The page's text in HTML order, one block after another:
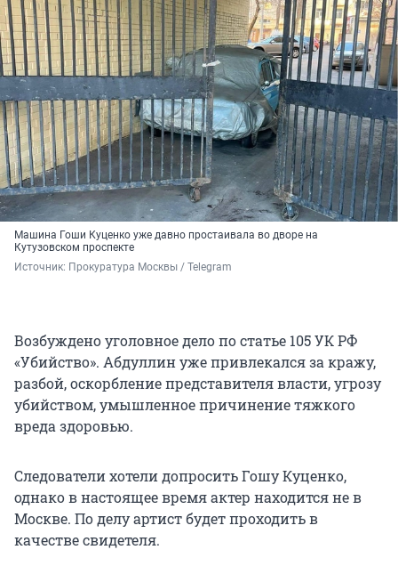
Машина Гоши Куценко уже давно простаивала во дворе на
Кутузовском проспекте
Источник: Прокуратура Москвы / Telegram
Возбуждено уголовное дело по статье 105 УК РФ
«Убийство». Абдуллин уже привлекался за кражу,
разбой, оскорбление представителя власти, угрозу
убийством, умышленное причинение тяжкого
вреда здоровью.
Следователи хотели допросить Гошу Куценко,
однако в настоящее время актер находится не в
Москве. По делу артист будет проходить в
качестве свидетеля.